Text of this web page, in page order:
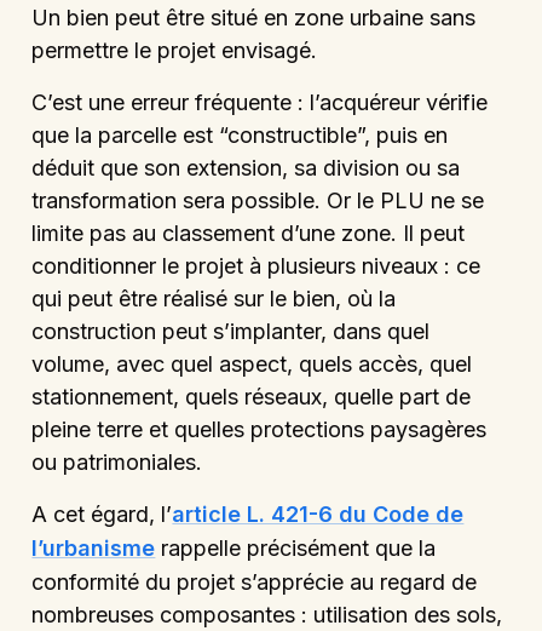
Un bien peut être situé en zone urbaine sans
permettre le projet envisagé.
C’est une erreur fréquente : l’acquéreur vérifie
que la parcelle est “constructible”, puis en
déduit que son extension, sa division ou sa
transformation sera possible. Or le PLU ne se
limite pas au classement d’une zone. Il peut
conditionner le projet à plusieurs niveaux : ce
qui peut être réalisé sur le bien, où la
construction peut s’implanter, dans quel
volume, avec quel aspect, quels accès, quel
stationnement, quels réseaux, quelle part de
pleine terre et quelles protections paysagères
ou patrimoniales.
A cet égard, l’article L. 421-6 du Code de
l’urbanisme rappelle précisément que la
conformité du projet s’apprécie au regard de
nombreuses composantes : utilisation des sols,